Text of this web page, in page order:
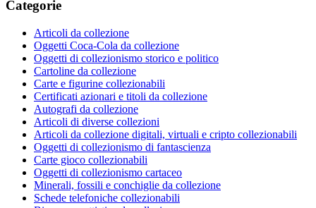
Categorie
Articoli da collezione
Oggetti Coca-Cola da collezione
Oggetti di collezionismo storico e politico
Cartoline da collezione
Carte e figurine collezionabili
Certificati azionari e titoli da collezione
Autografi da collezione
Articoli di diverse collezioni
Articoli da collezione digitali, virtuali e cripto collezionabili
Oggetti di collezionismo di fantascienza
Carte gioco collezionabili
Oggetti di collezionismo cartaceo
Minerali, fossili e conchiglie da collezione
Schede telefoniche collezionabili